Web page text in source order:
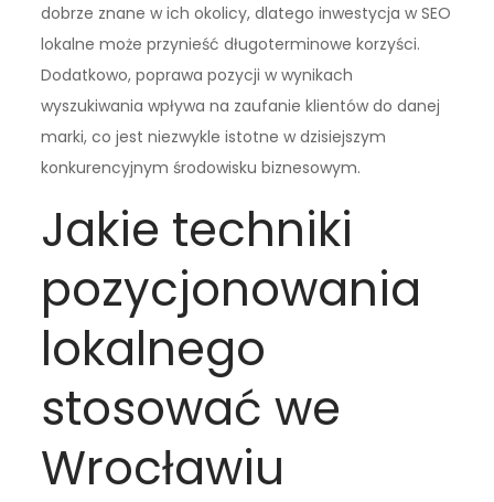
dobrze znane w ich okolicy, dlatego inwestycja w SEO
lokalne może przynieść długoterminowe korzyści.
Dodatkowo, poprawa pozycji w wynikach
wyszukiwania wpływa na zaufanie klientów do danej
marki, co jest niezwykle istotne w dzisiejszym
konkurencyjnym środowisku biznesowym.
Jakie techniki
pozycjonowania
lokalnego
stosować we
Wrocławiu